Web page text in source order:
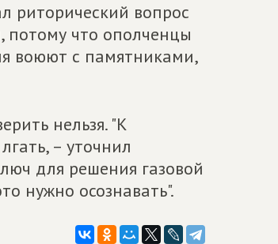
риторический вопрос
потому что ополченцы
воюют с памятниками,
нельзя. "К
– уточнил
для решения газовой
нужно осознавать".